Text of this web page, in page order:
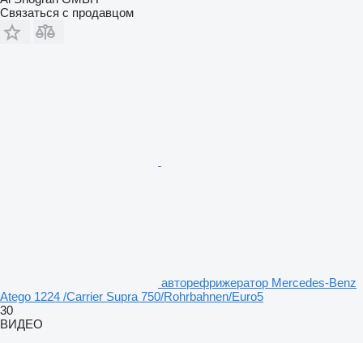
Связаться с продавцом
авторефрижератор Mercedes-Benz
Atego 1224 /Carrier Supra 750/Rohrbahnen/Euro5
30
ВИДЕО